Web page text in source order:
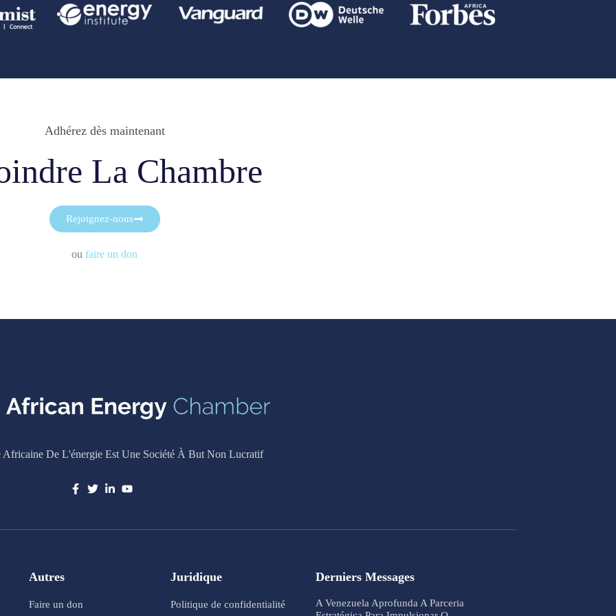
Adhérez dès maintenant
La Chambre
Rejoignez-nous
ou faire un don
Africaine De L'énergie Est Une Société À But Non Lucratif
Autres
Faire un don
Juridique
Politique de confidentialité
Derniers Messages
A Venezuela Aprofunda A Parceria